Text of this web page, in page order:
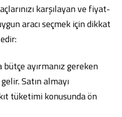
karşılayan ve fiyat-
aracı seçmek için dikkat
bütçe ayırmanız gereken
Satın almayı
tüketimi konusunda ön